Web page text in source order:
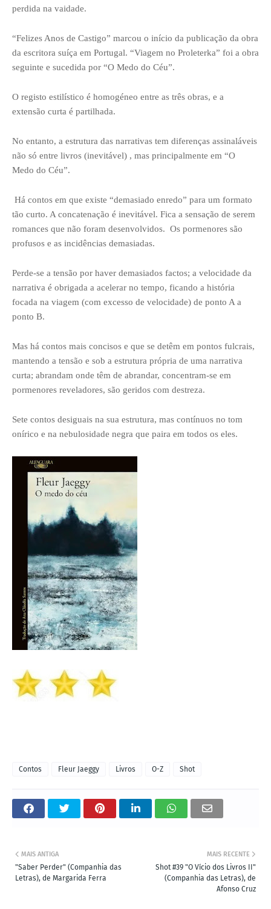
perdida na vaidade.
“Felizes Anos de Castigo” marcou o início da publicação da obra
da escritora suíça em Portugal. “Viagem no Proleterka” foi a obra
seguinte e sucedida por “O Medo do Céu”.
O registo estilístico é homogéneo entre as três obras, e a
extensão curta é partilhada.
No entanto, a estrutura das narrativas tem diferenças assinaláveis
não só entre livros (inevitável) , mas principalmente em “O
Medo do Céu”.
Há contos em que existe “demasiado enredo” para um formato
tão curto. A concatenação é inevitável. Fica a sensação de serem
romances que não foram desenvolvidos. Os pormenores são
profusos e as incidências demasiadas.
Perde-se a tensão por haver demasiados factos; a velocidade da
narrativa é obrigada a acelerar no tempo, ficando a história
focada na viagem (com excesso de velocidade) de ponto A a
ponto B.
Mas há contos mais concisos e que se detêm em pontos fulcrais,
mantendo a tensão e sob a estrutura própria de uma narrativa
curta; abrandam onde têm de abrandar, concentram-se em
pormenores reveladores, são geridos com destreza.
Sete contos desiguais na sua estrutura, mas contínuos no tom
onírico e na nebulosidade negra que paira em todos os eles.
Contos Fleur Jaeggy Livros O-Z Shot
MAIS RECENTE
Shot #39 "O Vício dos Livros II"
(Companhia das Letras), de
Afonso Cruz
MAIS ANTIGA
"Saber Perder" (Companhia das
Letras), de Margarida Ferra